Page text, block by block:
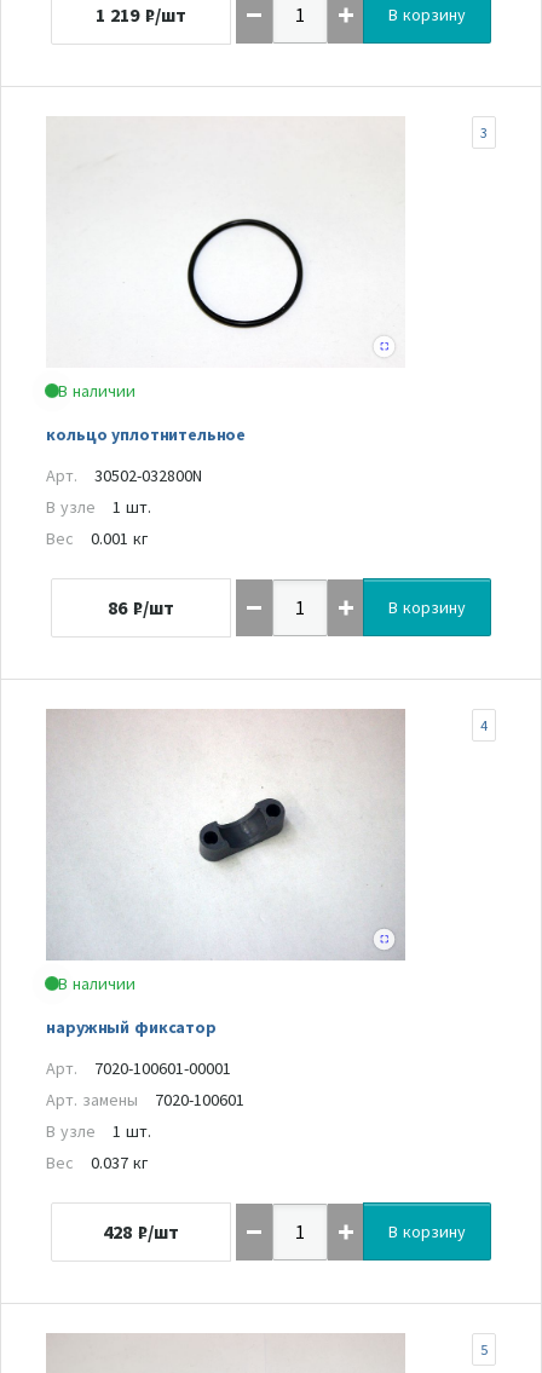
1 219 ₽/шт В корзину
В наличии
кольцо уплотнительное
3
Арт.
30502-032800N
В узле
1 шт.
Вес
0.001 кг
86 ₽/шт В корзину
В наличии
наружный фиксатор
4
Арт.
7020-100601-00001
Арт. замены
7020-100601
В узле
1 шт.
Вес
0.037 кг
428 ₽/шт В корзину
5